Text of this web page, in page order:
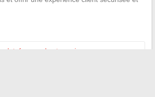
plateformes de streaming pour un